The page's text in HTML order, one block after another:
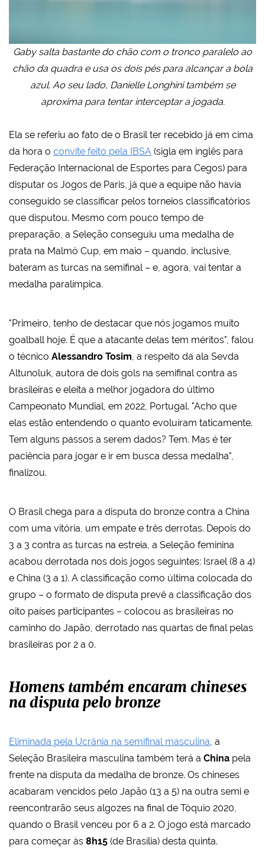
Gaby salta bastante do chão com o tronco paralelo ao
chão da quadra e usa os dois pés para alcançar a bola
azul. Ao seu lado, Danielle Longhini também se
aproxima para tentar interceptar a jogada.
Ela se referiu ao fato de o Brasil ter recebido já em cima
da hora o convite feito pela IBSA (sigla em inglês para
Federação Internacional de Esportes para Cegos) para
disputar os Jogos de Paris, já que a equipe não havia
conseguido se classificar pelos torneios classificatórios
que disputou. Mesmo com pouco tempo de
preparação, a Seleção conseguiu uma medalha de
prata na Malmö Cup, em maio – quando, inclusive,
bateram as turcas na semifinal – e, agora, vai tentar a
medalha paralímpica.
"Primeiro, tenho de destacar que nós jogamos muito
goalball hoje. É que a atacante delas tem méritos", falou
o técnico Alessandro Tosim, a respeito da ala Sevda
Altunoluk, autora de dois gols na semifinal contra as
brasileiras e eleita a melhor jogadora do último
Campeonato Mundial, em 2022, Portugal. "Acho que
elas estão entendendo o quanto evoluíram taticamente.
Tem alguns passos a serem dados? Tem. Mas é ter
paciência para jogar e ir em busca dessa medalha",
finalizou.
O Brasil chega para a disputa do bronze contra a China
com uma vitória, um empate e três derrotas. Depois do
3 a 3 contra as turcas na estreia, a Seleção feminina
acabou derrotada nos dois jogos seguintes: Israel (8 a 4)
e China (3 a 1). A classificação como última colocada do
grupo – o formato de disputa prevê a classificação dos
oito países participantes – colocou as brasileiras no
caminho do Japão, derrotado nas quartas de final pelas
brasileiras por 2 a 0.
Homens também encaram chineses
na disputa pelo bronze
Eliminada pela Ucrânia na semifinal masculina, a
Seleção Brasileira masculina também terá a China pela
frente na disputa da medalha de bronze. Os chineses
acabaram vencidos pelo Japão (13 a 5) na outra semi e
reencontrarão seus algozes na final de Tóquio 2020,
quando o Brasil venceu por 6 a 2. O jogo está marcado
para começar às 8h15 (de Brasília) desta quinta.